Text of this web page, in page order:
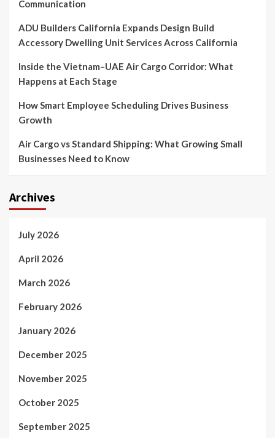
Communication
ADU Builders California Expands Design Build
Accessory Dwelling Unit Services Across California
Inside the Vietnam–UAE Air Cargo Corridor: What
Happens at Each Stage
How Smart Employee Scheduling Drives Business
Growth
Air Cargo vs Standard Shipping: What Growing Small
Businesses Need to Know
Archives
July 2026
April 2026
March 2026
February 2026
January 2026
December 2025
November 2025
October 2025
September 2025